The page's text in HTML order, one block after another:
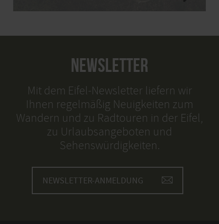
NEWSLETTER
Mit dem Eifel-Newsletter liefern wir
Ihnen regelmäßig Neuigkeiten zum
Wandern und zu Radtouren in der Eifel,
zu Urlaubsangeboten und
Sehenswürdigkeiten.
NEWSLETTER-ANMELDUNG